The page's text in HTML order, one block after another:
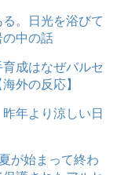
。日光を浴びて
中の話
成はなぜバルセ
外の反応】
年より涼しい日
が始まって終わ